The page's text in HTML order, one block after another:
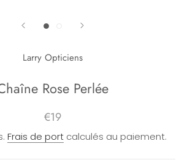
Larry Opticiens
Rose Perlée
€19
Frais de port calculés au paiement.